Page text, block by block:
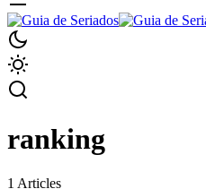
ranking
1 Articles